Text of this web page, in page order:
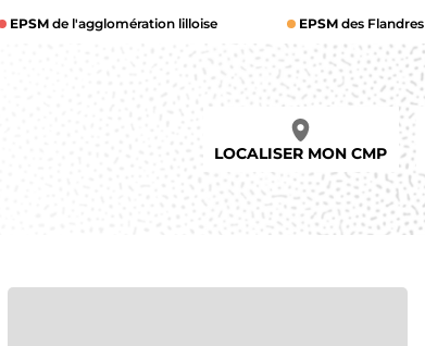
EPSM de l'agglomération lilloise EPSM des Flandres
LOCALISER MON CMP